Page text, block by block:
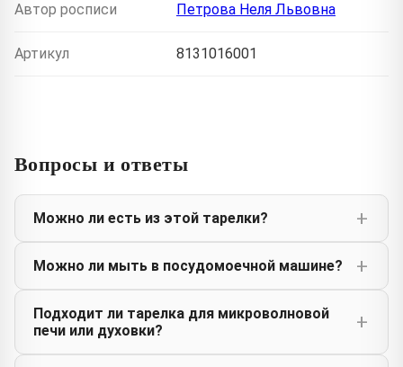
Автор росписи Петрова Неля Львовна
Артикул 8131016001
Вопросы и ответы
Можно ли есть из этой тарелки?
Можно ли мыть в посудомоечной машине?
Подходит ли тарелка для микроволновой
печи или духовки?